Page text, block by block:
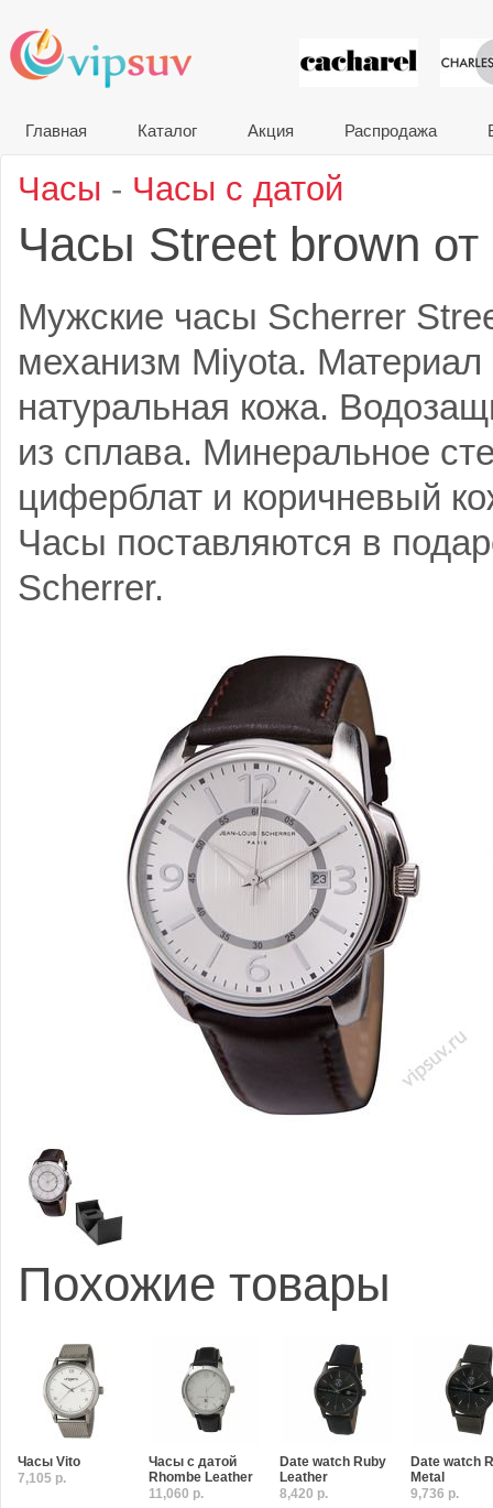
VIP
Главная Каталог Акция Распродажа
Часы - Часы с датой
Часы Street brown от
Мужские часы Scherrer
механизм Miyota.
натуральная кожа.
из сплава. Минеральное
циферблат и коричневый
Часы поставляются в
Scherrer.
Похожие товары
Часы Vito
7,105 р.
Часы с датой
Rhombe Leather
11,060 р.
Date watch Ruby
Leather
8,420 р.
Date watch
Metal
9,736 р.